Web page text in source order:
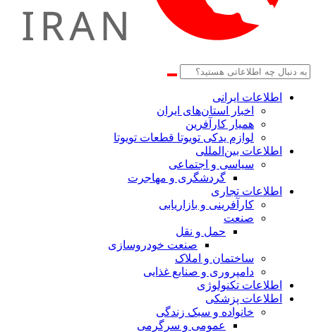
اطلاعات‌ ‎ایرانی
اخبار استان‌های ایران
همیار کارآفرین
لوازم یدکی تویوتا قطعات تویوتا
اطلاعات بین‌المللی
سیاسی و اجتماعی
گردشگری و مهاجرت
اطلاعات تجاری
کارآفرینی و بازاریابی
صنعت
حمل و نقل
صنعت خودروسازی
ساختمان و املاک
دامپروری و صنایع غذایی
اطلاعات تکنولوژی
اطلاعات پزشکی
خانواده و سبک زندگی
عمومی و سرگرمی